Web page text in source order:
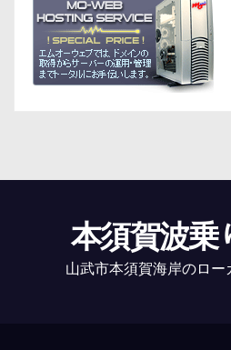
本須賀波乗
山武市本須賀海岸のロ